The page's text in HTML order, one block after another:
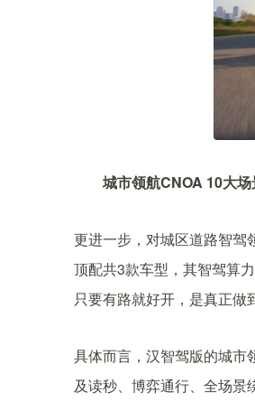
城市领航CNOA 10大场
更进一步，对城区道路智驾
顶配共3款车型，其智驾算
只要有路就好开，是真正做
具体而言，汉智驾版的城市
及读秒、博弈通行、全场景